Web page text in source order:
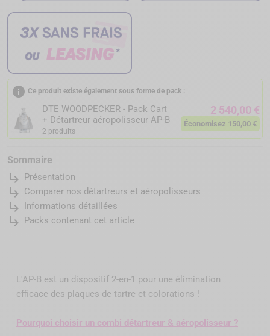
info Ce produit existe également sous forme de pack :
DTE WOODPECKER - Pack Cart
+ Détartreur aéropolisseur AP-B
2 produits
2 540,00 €
Économisez 150,00 €
Sommaire
subdirectory_arrow_right Présentation
subdirectory_arrow_right Comparer nos détartreurs et aéropolisseurs
subdirectory_arrow_right Informations détaillées
subdirectory_arrow_right Packs contenant cet article
L'AP-B est un dispositif 2-en-1 pour une élimination
efficace des plaques de tartre et colorations !
Pourquoi choisir un combi détartreur & aéropolisseur ?